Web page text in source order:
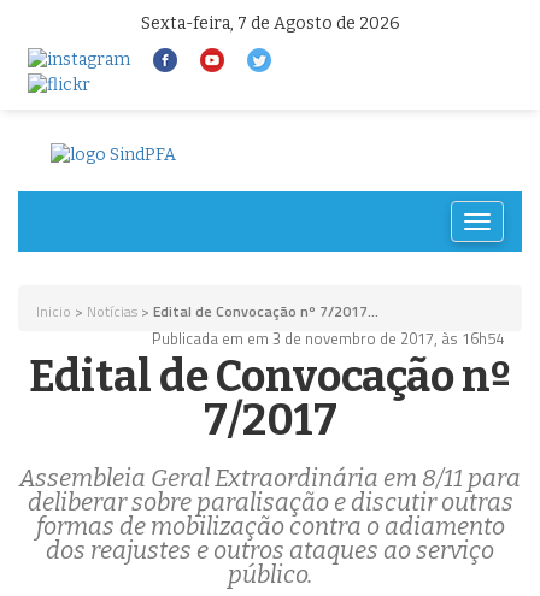
Sexta-feira, 7 de Agosto de 2026
Toggle
Inicio > Notícias > Edital de Convocação nº 7/2017...
Publicada em em 3 de novembro de 2017, às 16h54
Edital de Convocação nº
7/2017
Assembleia Geral Extraordinária em 8/11 para
deliberar sobre paralisação e discutir outras
formas de mobilização contra o adiamento
dos reajustes e outros ataques ao serviço
público.